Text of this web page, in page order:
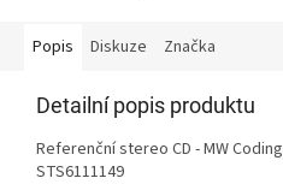
Popis Diskuze Značka
Detailní popis produktu
Referenční stereo CD - MW Coding
STS6111149